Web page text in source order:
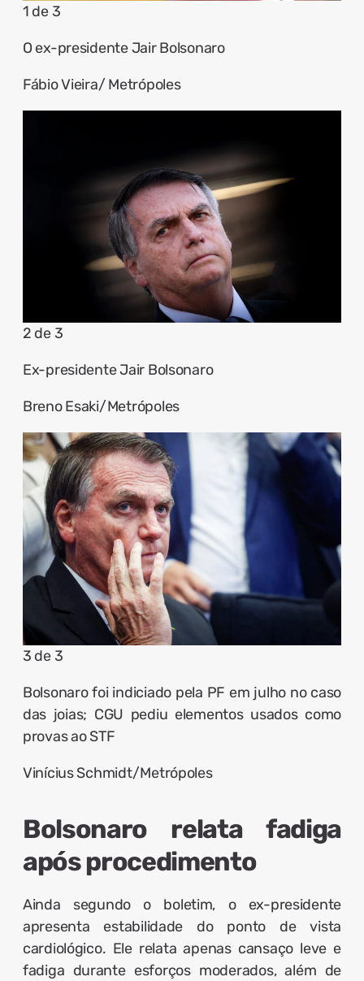
1 de 3
O ex-presidente Jair Bolsonaro
Fábio Vieira/ Metrópoles
2 de 3
Ex-presidente Jair Bolsonaro
Breno Esaki/Metrópoles
3 de 3
Bolsonaro foi indiciado pela PF em julho no caso
das joias; CGU pediu elementos usados como
provas ao STF
Vinícius Schmidt/Metrópoles
Bolsonaro relata fadiga
após procedimento
Ainda segundo o boletim, o ex-presidente
apresenta estabilidade do ponto de vista
cardiológico. Ele relata apenas cansaço leve e
fadiga durante esforços moderados, além de